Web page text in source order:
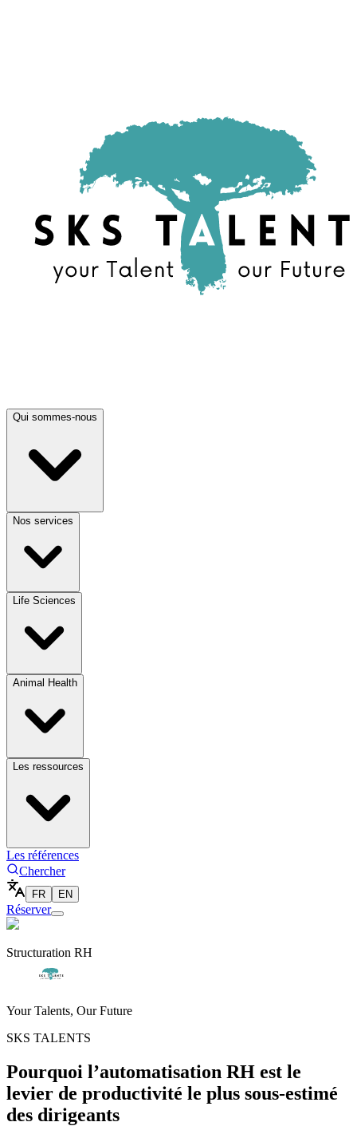
Qui sommes-nous
Nos services
Life Sciences
Animal Health
Les ressources
Les références
Chercher
FR EN
Réserver
Structuration RH
Your Talents, Our Future
SKS TALENTS
Pourquoi l’automatisation RH est le
levier de productivité le plus sous-estimé
des dirigeants